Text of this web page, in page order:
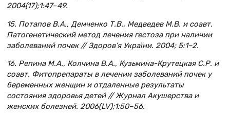
2004(17);1:47–49.
15. Потапов В.А., Демченко Т.В., Медведев М.В. и соавт.
Патогенетический метод лечения гестоза при наличии
заболеваний почек // Здоров’я України. 2004; 5:1–2.
16. Репина М.А., Колчина В.А., Кузьмина-Крутецкая С.Р. и
соавт. Фитопрепараты в лечении заболеваний почек у
беременных женщин и отдаленные результаты
состояния здоровья детей // Журнал Акушерства и
женских болезней. 2006(LV);1:50–56.